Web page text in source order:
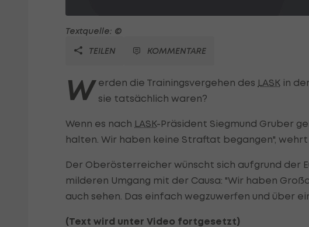
Textquelle: ©
TEILEN
KOMMENTARE
W erden die Trainingsvergehen des LASK in
sie tatsächlich waren?
Wenn es nach LASK-Präsident Siegmund Gruber
halten. Wir haben keine Straftat begangen",
Der Oberösterreicher wünscht sich aufgrund der
milderen Umgang mit der Causa: "Wir haben
auch sehen. Das einfach wegzuwerfen und über
(Text wird unter Video fortgesetzt)